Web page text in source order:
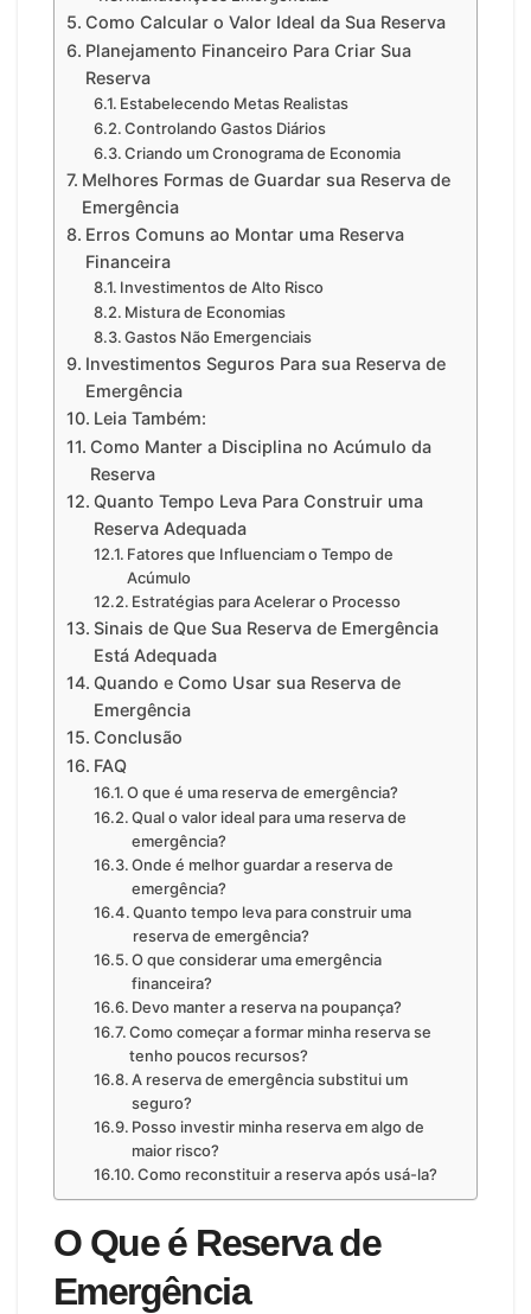
Como Calcular o Valor Ideal da Sua Reserva
Planejamento Financeiro Para Criar Sua
Reserva
Estabelecendo Metas Realistas
Controlando Gastos Diários
Criando um Cronograma de Economia
Melhores Formas de Guardar sua Reserva de
Emergência
Erros Comuns ao Montar uma Reserva
Financeira
Investimentos de Alto Risco
Mistura de Economias
Gastos Não Emergenciais
Investimentos Seguros Para sua Reserva de
Emergência
Leia Também:
Como Manter a Disciplina no Acúmulo da
Reserva
Quanto Tempo Leva Para Construir uma
Reserva Adequada
Fatores que Influenciam o Tempo de
Acúmulo
Estratégias para Acelerar o Processo
Sinais de Que Sua Reserva de Emergência
Está Adequada
Quando e Como Usar sua Reserva de
Emergência
Conclusão
FAQ
O que é uma reserva de emergência?
Qual o valor ideal para uma reserva de
emergência?
Onde é melhor guardar a reserva de
emergência?
Quanto tempo leva para construir uma
reserva de emergência?
O que considerar uma emergência
financeira?
Devo manter a reserva na poupança?
Como começar a formar minha reserva se
tenho poucos recursos?
A reserva de emergência substitui um
seguro?
Posso investir minha reserva em algo de
maior risco?
Como reconstituir a reserva após usá-la?
O Que é Reserva de
Emergência